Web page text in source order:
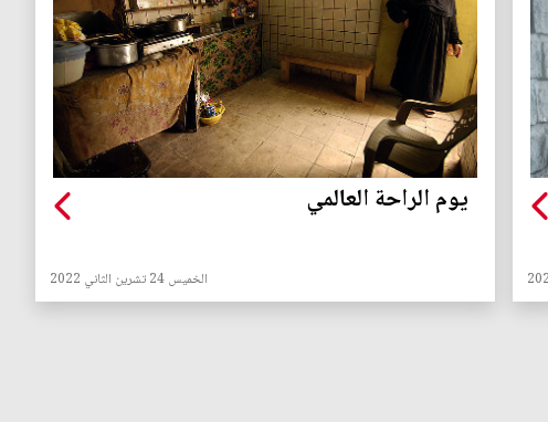
يوم الراحة العالمي
الخميس 24 تشرين الثاني 2022